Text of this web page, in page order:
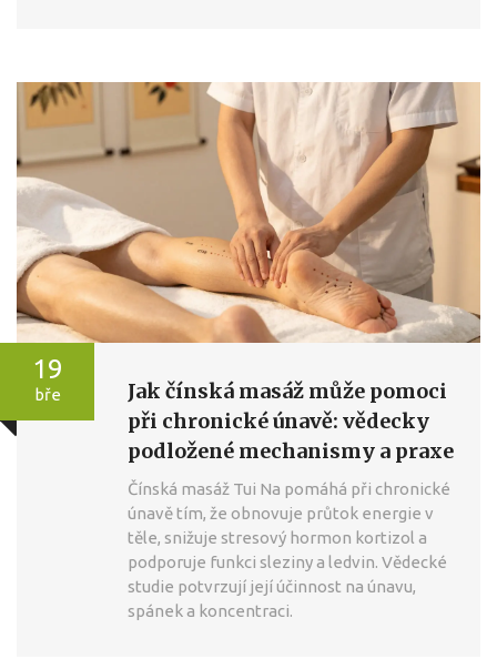
19
bře
Jak čínská masáž může pomoci
při chronické únavě: vědecky
podložené mechanismy a praxe
Čínská masáž Tui Na pomáhá při chronické
únavě tím, že obnovuje průtok energie v
těle, snižuje stresový hormon kortizol a
podporuje funkci sleziny a ledvin. Vědecké
studie potvrzují její účinnost na únavu,
spánek a koncentraci.